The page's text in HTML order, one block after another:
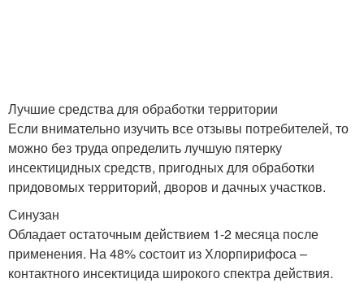
Лучшие средства для обработки территории
Если внимательно изучить все отзывы потребителей, то
можно без труда определить лучшую пятерку
инсектицидных средств, пригодных для обработки
придовомых территорий, дворов и дачных участков.
Синузан
Обладает остаточным действием 1-2 месяца после
применения. На 48% состоит из Хлорпирифоса –
контактного инсектицида широкого спектра действия.